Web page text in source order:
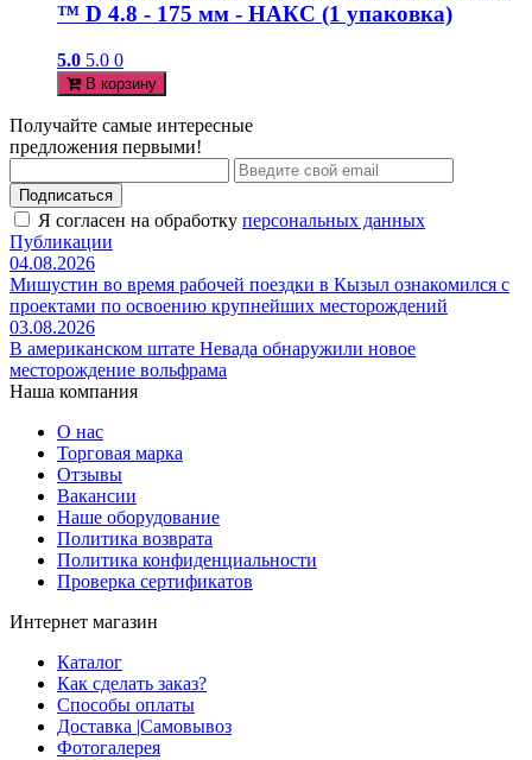
™ D 4.8 - 175 мм - НАКС (1 упаковка)
5.0 5.0 0
В корзину
Получайте самые интересные
предложения первыми!
Подписаться
Я согласен на обработку персональных данных
Публикации
04.08.2026
Мишустин во время рабочей поездки в Кызыл ознакомился с
проектами по освоению крупнейших месторождений
03.08.2026
В американском штате Невада обнаружили новое
месторождение вольфрама
Наша компания
О нас
Торговая марка
Отзывы
Вакансии
Наше оборудование
Политика возврата
Политика конфиденциальности
Проверка сертификатов
Интернет магазин
Каталог
Как сделать заказ?
Способы оплаты
Доставка |Cамовывоз
Фотогалерея